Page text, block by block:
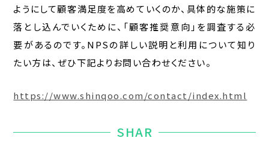
ようにして顧客満足度を高めていくのか、具体的な施策に
落とし込んでいくために、「顧客推奨意向」を調査する必
要があるのです。NPSの詳しい説明と利用について知り
たい方は、ぜひ下記よりお問い合わせください。
https://www.shinqoo.com/contact/index.html
SHAR